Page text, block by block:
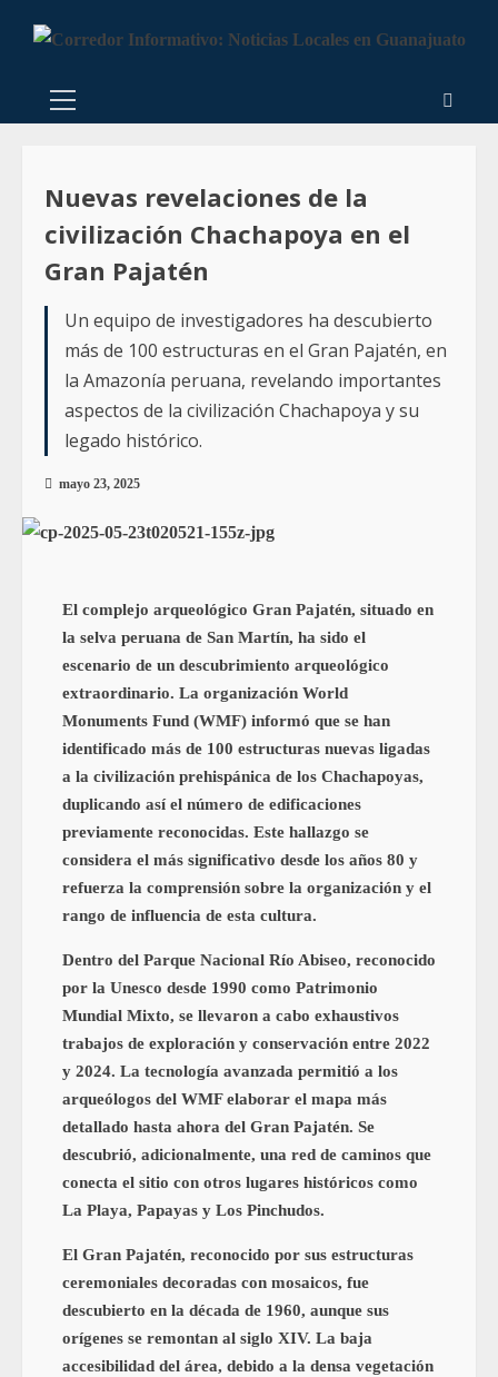
Nuevas revelaciones de la
civilización Chachapoya en el
Gran Pajatén
Un equipo de investigadores ha descubierto
más de 100 estructuras en el Gran Pajatén, en
la Amazonía peruana, revelando importantes
aspectos de la civilización Chachapoya y su
legado histórico.
mayo 23, 2025
El complejo arqueológico Gran Pajatén, situado en
la selva peruana de San Martín, ha sido el
escenario de un descubrimiento arqueológico
extraordinario. La organización World
Monuments Fund (WMF) informó que se han
identificado más de 100 estructuras nuevas ligadas
a la civilización prehispánica de los Chachapoyas,
duplicando así el número de edificaciones
previamente reconocidas. Este hallazgo se
considera el más significativo desde los años 80 y
refuerza la comprensión sobre la organización y el
rango de influencia de esta cultura.
Dentro del Parque Nacional Río Abiseo, reconocido
por la Unesco desde 1990 como Patrimonio
Mundial Mixto, se llevaron a cabo exhaustivos
trabajos de exploración y conservación entre 2022
y 2024. La tecnología avanzada permitió a los
arqueólogos del WMF elaborar el mapa más
detallado hasta ahora del Gran Pajatén. Se
descubrió, adicionalmente, una red de caminos que
conecta el sitio con otros lugares históricos como
La Playa, Papayas y Los Pinchudos.
El Gran Pajatén, reconocido por sus estructuras
ceremoniales decoradas con mosaicos, fue
descubierto en la década de 1960, aunque sus
orígenes se remontan al siglo XIV. La baja
accesibilidad del área, debido a la densa vegetación